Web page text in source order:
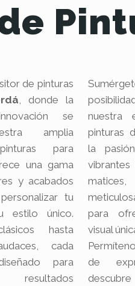
de pinturas
, donde la
se
amplia
para
una gama
y acabados
tu
estilo único.
hasta
cada
para
resultados
nuestra
pinturas
la
vibrantes
para
visual
de